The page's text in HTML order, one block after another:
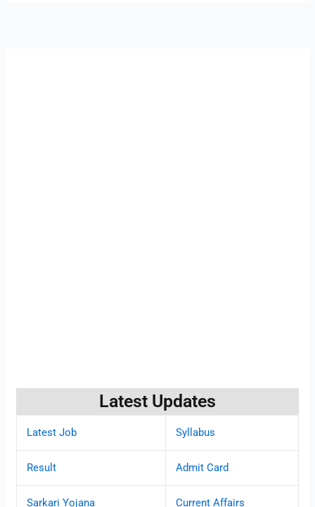
Latest Updates
Latest Job Syllabus
Result Admit Card
Sarkari Yojana Current Affairs